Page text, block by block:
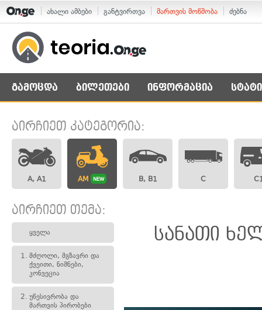
ახალი ამბები განტვირთვა მართვის მოწმობა ძებნა
გამოცდა ბილეთები ინფორმაცია
აირჩიეთ კატეგორია:
A, A1 AM NEW B, B1 C
აირჩიეთ თემა:
ყველა
1. მძღოლი, მგზავრი და
ქვეითი, ნიშნები,
კონვეცია
2. უწესივრობა და
მართვის პირობები
სანათი